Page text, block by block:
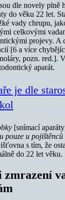
dle novely plně
do věku 22 let.
vady chrupu,
celkovými
projevy. A
[6 a více
pozn. red.].
aparát.
je dle
[snímací
pouze u
s tím, že
do 22 let věku.
zmrazení